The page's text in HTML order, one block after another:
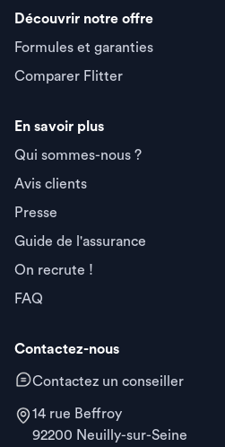
Découvrir notre offre
Formules et garanties
Comparer Flitter
En savoir plus
Qui sommes-nous ?
Avis clients
Presse
Guide de l'assurance
On recrute !
FAQ
Contactez-nous
Contactez un conseiller
14 rue Beffroy
92200 Neuilly-sur-Seine